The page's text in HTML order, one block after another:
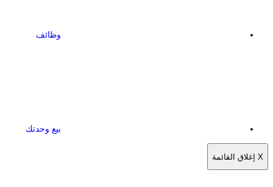
وظائف
بيع وحدتك
X إغلاق القائمة